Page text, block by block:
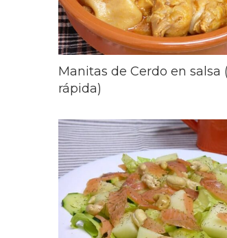
Manitas de Cerdo en salsa
rápida)